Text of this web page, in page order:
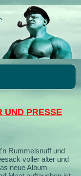
UND PRESSE
Rummelsnuff und
voller alter und
neue Album